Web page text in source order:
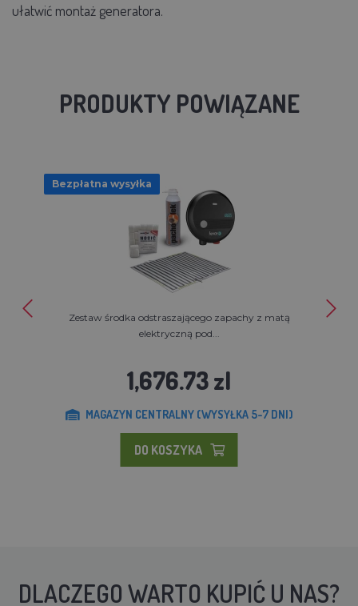
ułatwić montaż generatora.
PRODUKTY POWIĄZANE
Bezpłatna wysyłka
Zestaw środka odstraszającego zapachy z matą
elektryczną pod...
1,676.73 zl
MAGAZYN CENTRALNY (WYSYŁKA 5-7 DNI)
DO KOSZYKA
DLACZEGO WARTO KUPIĆ U NAS?